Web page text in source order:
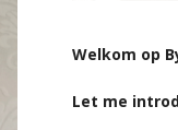
Welkom op
Let me